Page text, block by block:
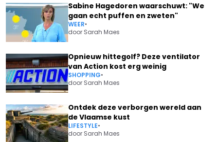
Sabine Hagedoren waarschuwt: "We
gaan echt puffen en zweten"
WEER•
door Sarah Maes
Opnieuw hittegolf? Deze ventilator
van Action kost erg weinig
SHOPPING•
door Sarah Maes
Ontdek deze verborgen wereld aan
de Vlaamse kust
LIFESTYLE•
door Sarah Maes